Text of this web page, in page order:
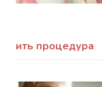
ить процедура